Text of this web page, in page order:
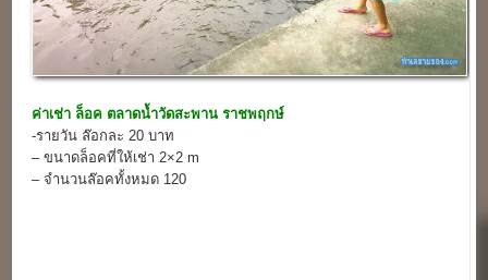
ค่าเช่า ล็อค ตลาดน้ำวัดสะพาน ราชพฤกษ์
-รายวัน ล๊อกละ 20 บาท
– ขนาดล็อคที่ให้เช่า 2×2 m
– จำนวนล๊อคทั้งหมด 120